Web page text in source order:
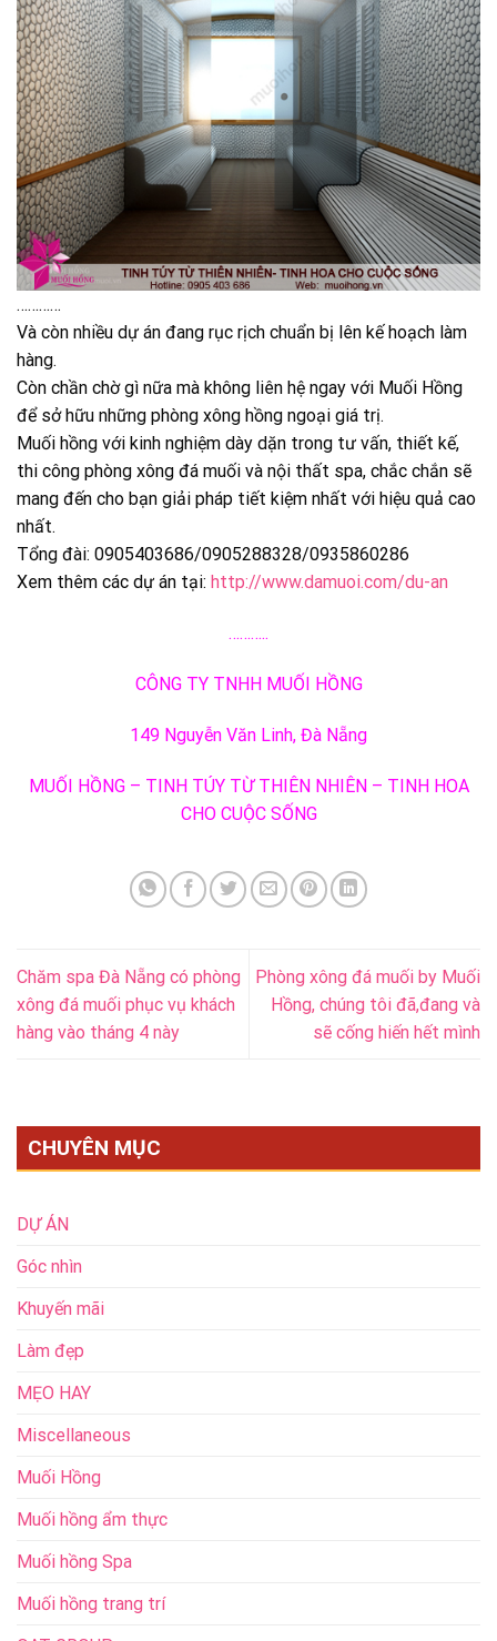
…………
Và còn nhiều dự án đang rục rịch chuẩn bị lên kế hoạch làm
hàng.
Còn chần chờ gì nữa mà không liên hệ ngay với Muối Hồng
để sở hữu những phòng xông hồng ngoại giá trị.
Muối hồng với kinh nghiệm dày dặn trong tư vấn, thiết kế,
thi công phòng xông đá muối và nội thất spa, chắc chắn sẽ
mang đến cho bạn giải pháp tiết kiệm nhất với hiệu quả cao
nhất.
Tổng đài: 0905403686/0905288328/0935860286
Xem thêm các dự án tại: http://www.damuoi.com/du-an
………..
CÔNG TY TNHH MUỐI HỒNG
149 Nguyễn Văn Linh, Đà Nẵng
MUỐI HỒNG – TINH TÚY TỪ THIÊN NHIÊN – TINH HOA
CHO CUỘC SỐNG
Chăm spa Đà Nẵng có phòng
xông đá muối phục vụ khách
hàng vào tháng 4 này
Phòng xông đá muối by Muối
Hồng, chúng tôi đã,đang và
sẽ cống hiến hết mình
CHUYÊN MỤC
DỰ ÁN
Góc nhìn
Khuyến mãi
Làm đẹp
MẸO HAY
Miscellaneous
Muối Hồng
Muối hồng ẩm thực
Muối hồng Spa
Muối hồng trang trí